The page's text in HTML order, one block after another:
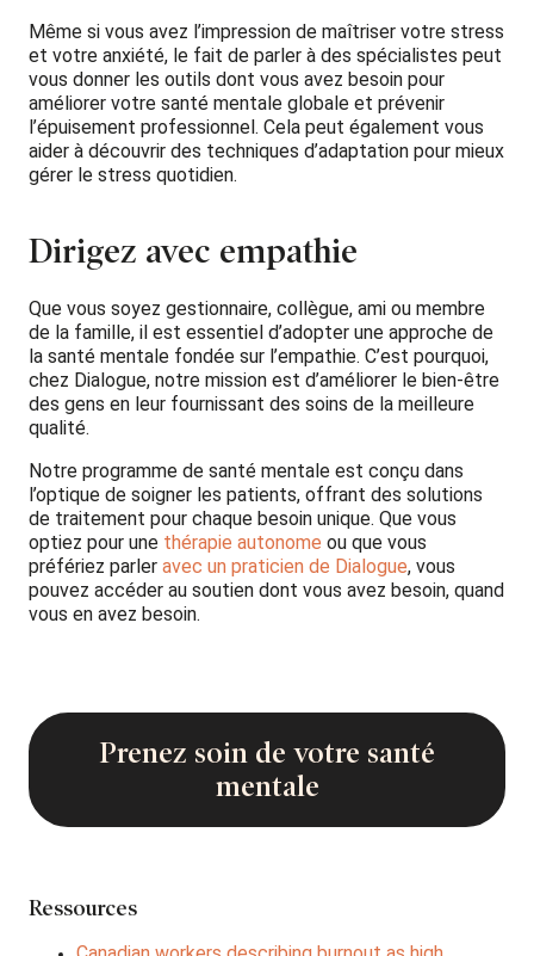
Même si vous avez l’impression de maîtriser votre stress
et votre anxiété, le fait de parler à des spécialistes peut
vous donner les outils dont vous avez besoin pour
améliorer votre santé mentale globale et prévenir
l’épuisement professionnel. Cela peut également vous
aider à découvrir des techniques d’adaptation pour mieux
gérer le stress quotidien.
Dirigez avec empathie
Que vous soyez gestionnaire, collègue, ami ou membre
de la famille, il est essentiel d’adopter une approche de
la santé mentale fondée sur l’empathie. C’est pourquoi,
chez Dialogue, notre mission est d’améliorer le bien-être
des gens en leur fournissant des soins de la meilleure
qualité.
Notre programme de santé mentale est conçu dans
l’optique de soigner les patients, offrant des solutions
de traitement pour chaque besoin unique. Que vous
optiez pour une thérapie autonome ou que vous
préfériez parler avec un praticien de Dialogue, vous
pouvez accéder au soutien dont vous avez besoin, quand
vous en avez besoin.
Prenez soin de votre santé
mentale
Ressources